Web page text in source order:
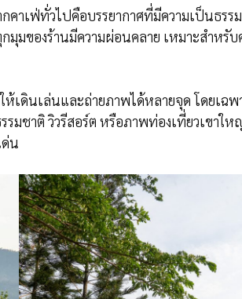
คาเฟ่ทั่วไปคือบรรยากาศที่มีความเป็นธร
มของร้านมีความผ่อนคลาย เหมาะสำหรั
เดินเล่นและถ่ายภาพได้หลายจุด โดยเฉ
มชาติ วิวรีสอร์ต หรือภาพท่องเที่ยวเขาใ
น